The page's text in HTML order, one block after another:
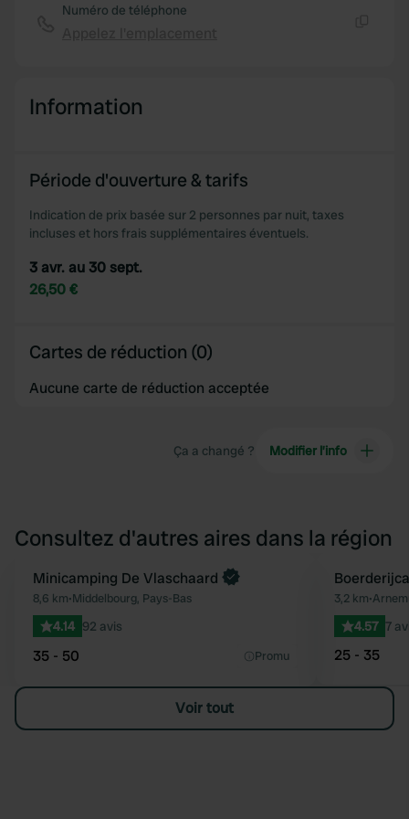
Numéro de téléphone
Information
Période d'ouverture & tarifs
Indication de prix basée sur 2 personnes par nuit, taxes
incluses et hors frais supplémentaires éventuels.
3 avr. au 30 sept.
26,50 €
Cartes de réduction (0)
Aucune carte de réduction acceptée
Ça a changé ? Modifier l’info
Consultez d'autres aires dans la région
Préféré
Minicamping De Vlaschaard
8,6 km•Middelbourg, Pays-Bas
4.14 92 avis
35 - 50 Promu
3,2 km•
4.57 7
25 - 35
Voir tout